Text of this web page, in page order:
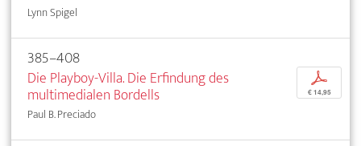
Lynn Spigel
385–408
Die Playboy-Villa. Die Erfindung des
multimedialen Bordells
Paul B. Preciado
p
€ 14,95